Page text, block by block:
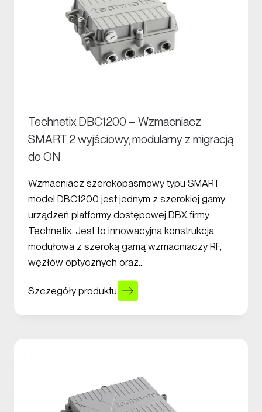
Technetix DBC1200 – Wzmacniacz
SMART 2 wyjściowy, modularny z migracją
do ON
Wzmacniacz szerokopasmowy typu SMART
model DBC1200 jest jednym z szerokiej gamy
urządzeń platformy dostępowej DBX firmy
Technetix. Jest to innowacyjna konstrukcja
modułowa z szeroką gamą wzmacniaczy RF,
węzłów optycznych oraz…
Szczegóły produktu